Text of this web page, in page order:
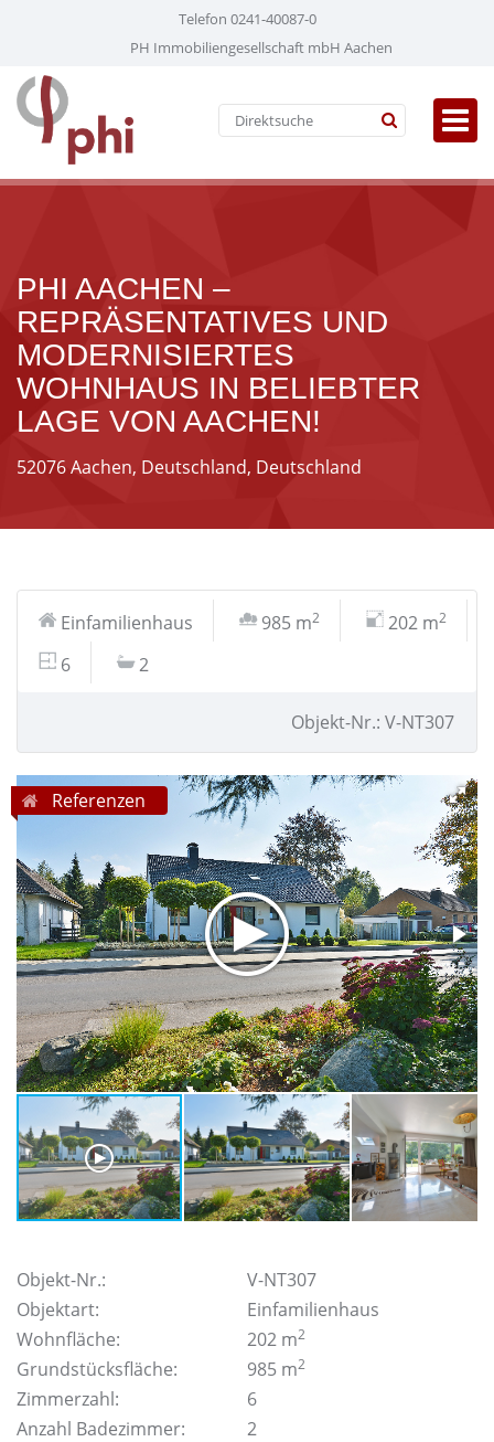
Telefon 0241-40087-0
PH Immobiliengesellschaft mbH Aachen
PHI AACHEN –
REPRÄSENTATIVES UND
MODERNISIERTES
WOHNHAUS IN BELIEBTER
LAGE VON AACHEN!
52076 Aachen, Deutschland, Deutschland
Einfamilienhaus 985 m2 202 m2
6 2
Objekt-Nr.: V-NT307
Referenzen
Objekt-Nr.:
V-NT307
Objektart:
Einfamilienhaus
Wohnfläche:
202 m2
Grundstücksfläche: 985 m2
Zimmerzahl:
6
Anzahl Badezimmer:
2